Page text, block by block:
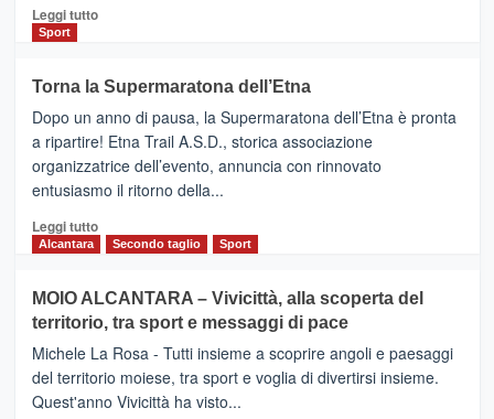
Leggi tuttoLeggi
BROOKS
SuperMaratona
dell’Etna,
presentata
l’edizione
2026
Sport
Torna la Supermaratona dell’Etna
Dopo un anno di pausa, la Supermaratona dell’Etna è pronta
a ripartire! Etna Trail A.S.D., storica associazione
organizzatrice dell’evento, annuncia con rinnovato
entusiasmo il ritorno della...
Leggi tuttoLeggi
Torna
la
Supermaratona
dell’Etna
Alcantara Secondo taglio Sport
MOIO ALCANTARA – Vivicittà, alla scoperta del
territorio, tra sport e messaggi di pace
Michele La Rosa - Tutti insieme a scoprire angoli e paesaggi
del territorio moiese, tra sport e voglia di divertirsi insieme.
Quest'anno Vivicittà ha visto...